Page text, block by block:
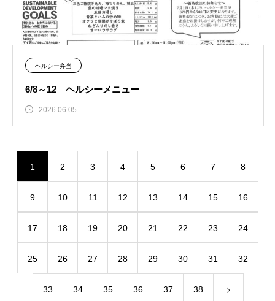
ヘルシー弁当
6/8～12 ヘルシーメニュー
2026.06.05
1 2 3 4 5 6 7 8
9 10 11 12 13 14 15 16
17 18 19 20 21 22 23 24
25 26 27 28 29 30 31 32
33 34 35 36 37 38